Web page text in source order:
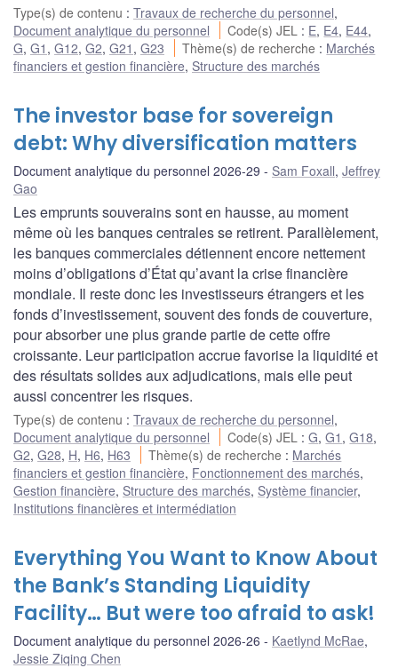
Type(s) de contenu : Travaux de recherche du personnel,
Document analytique du personnel
Code(s) JEL : E, E4, E44,
G, G1 , G12, G2, G21 , G23 Thème(s) de recherche : Marchés
financiers et gestion financière, Structure des marchés
The investor base for sovereign
debt: Why diversification matters
Document analytique du personnel 2026-29 Sam Foxall, Jeffrey
Gao
Les emprunts souverains sont en hausse, au moment
même où les banques centrales se retirent. Parallèlement,
les banques commerciales détiennent encore nettement
moins d’obligations d’État qu’avant la crise financière
mondiale. Il reste donc les investisseurs étrangers et les
fonds d’investissement, souvent des fonds de couverture,
pour absorber une plus grande partie de cette offre
croissante. Leur participation accrue favorise la liquidité et
des résultats solides aux adjudications, mais elle peut
aussi concentrer les risques.
Type(s) de contenu : Travaux de recherche du personnel,
Document analytique du personnel
Code(s) JEL :G,G1 ,G18,
G2, G28, H, H6, H63 Thème(s) de recherche : Marchés
financiers et gestion financière, Fonctionnement des marchés,
Gestion financière, Structure des marchés, Système financier,
Institutions financières et intermédiation
Everything You Want to Know About
the Bank’s Standing Liquidity
Facility… But were too afraid to ask!
Document analytique du personnel 2026-26 Kaetlynd McRae,
Jessie Ziqing Chen